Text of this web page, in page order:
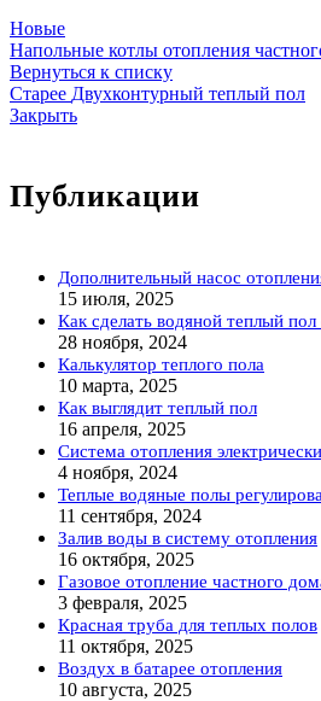
Новые
Напольные котлы отопления
Вернуться к списку
Старее Двухконтурный теплый пол
Закрыть
Публикации
Дополнительный насос
15 июля, 2025
Как сделать водяной теплый
28 ноября, 2024
Калькулятор теплого пола
10 марта, 2025
Как выглядит теплый пол
16 апреля, 2025
Система отопления
4 ноября, 2024
Теплые водяные полы
11 сентября, 2024
Залив воды в систему отопления
16 октября, 2025
Газовое отопление частного
3 февраля, 2025
Красная труба для теплых полов
11 октября, 2025
Воздух в батарее отопления
10 августа, 2025